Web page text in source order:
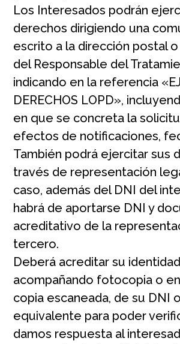
Los Interesados podrán
derechos dirigiendo una
escrito a la dirección postal
del Responsable del
indicando en la referencia
DERECHOS LOPD»,
en que se concreta la
efectos de notificaciones,
También podrá ejercitar sus
través de representación
caso, además del DNI del
habrá de aportarse DNI y
acreditativo de la
tercero.
Deberá acreditar su identidad
acompañando fotocopia o
copia escaneada, de su DNI
equivalente para poder
damos respuesta al